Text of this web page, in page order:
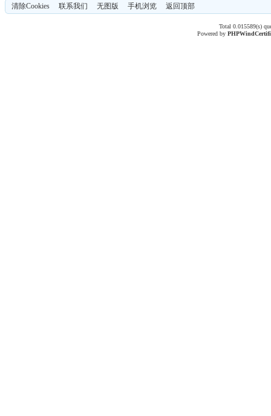
清除Cookies 联系我们 无图版 手机浏览 返回顶部
Total 0.015589(s)
Powered byPHPWind